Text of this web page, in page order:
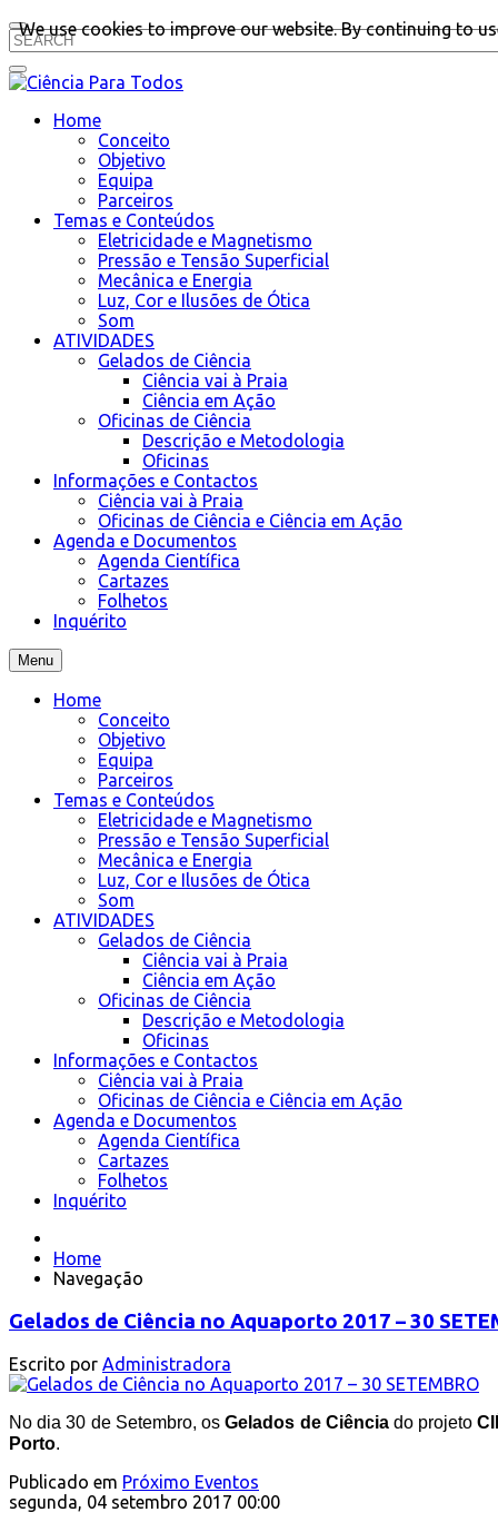
Home
Conceito
Objetivo
Equipa
Parceiros
Temas e Conteúdos
Eletricidade e Magnetismo
Pressão e Tensão Superficial
Mecânica e Energia
Luz, Cor e Ilusões de Ótica
Som
ATIVIDADES
Gelados de Ciência
Ciência vai à Praia
Ciência em Ação
Oficinas de Ciência
Descrição e Metodologia
Oficinas
Informações e Contactos
Ciência vai à Praia
Oficinas de Ciência e Ciência em Ação
Agenda e Documentos
Agenda Científica
Cartazes
Folhetos
Inquérito
Menu
Home
Conceito
Objetivo
Equipa
Parceiros
Temas e Conteúdos
Eletricidade e Magnetismo
Pressão e Tensão Superficial
Mecânica e Energia
Luz, Cor e Ilusões de Ótica
Som
ATIVIDADES
Gelados de Ciência
Ciência vai à Praia
Ciência em Ação
Oficinas de Ciência
Descrição e Metodologia
Oficinas
Informações e Contactos
Ciência vai à Praia
Oficinas de Ciência e Ciência em Ação
Agenda e Documentos
Agenda Científica
Cartazes
Folhetos
Inquérito
Home
Navegação
Gelados de Ciência no Aquaporto 2017 – 30
Escrito por Administradora
No dia 30 de Setembro, osGelados de Ciência do projeto
Porto.
Publicado em Próximo Eventos
segunda, 04 setembro 2017 00:00
We use cookies to improve our website. By continuing to